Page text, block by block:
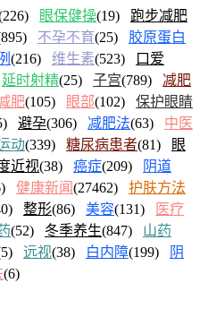
眼保健操(19) 跑步减肥
不孕不育(25) 胶原蛋白
(216) 维生素(523)
口爱
延时射精(25) 子宫(789) 减肥
肥(105) 眼部(102) 保护眼睛
避孕(306) 减肥法(63) 中医
动(339) 糖尿病患者(81)
眼
近视(38) 癌症(209)
阴道
健康新闻(27462) 护肤方法
整形(86) 美容(131)
医疗
(52) 冬季养生(847) 山药
远视(38) 白内障(199)
阴
(6)